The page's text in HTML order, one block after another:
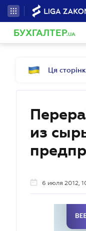
БУХГАЛТЕР.UA
Ця
из
6 июля 2012,